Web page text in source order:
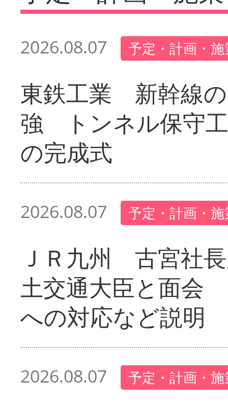
2026.08.07 予定・計画・
東鉄工業 新幹線
強 トンネル保守
の完成式
2026.08.07 予定・計画・
ＪＲ九州 古宮社
土交通大臣と面会
への対応など説明
2026.08.07 予定・計画・